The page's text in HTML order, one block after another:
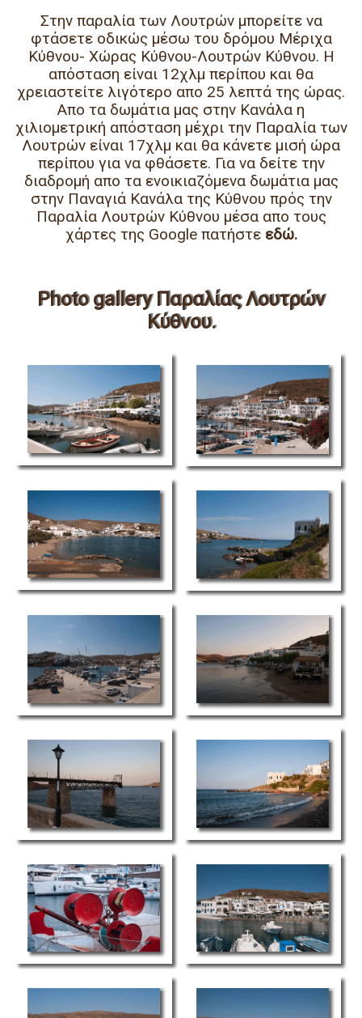
Στην παραλία των Λουτρών μπορείτε να
φτάσετε οδικώς μέσω του δρόμου Μέριχα
Κύθνου- Χώρας Κύθνου-Λουτρών Κύθνου. Η
απόσταση είναι 12χλμ περίπου και θα
χρειαστείτε λιγότερο απο 25 λεπτά της ώρας.
Απο τα δωμάτια μας στην Κανάλα η
χιλιομετρική απόσταση μέχρι την Παραλία των
Λουτρών είναι 17χλμ και θα κάνετε μισή ώρα
περίπου για να φθάσετε. Για να δείτε την
διαδρομή απο τα ενοικιαζόμενα δωμάτια μας
στην Παναγιά Κανάλα της Κύθνου πρός την
Παραλία Λουτρών Κύθνου μέσα απο τους
χάρτες της Google πατήστε εδώ.
Photo gallery Παραλίας Λουτρών
Κύθνου.